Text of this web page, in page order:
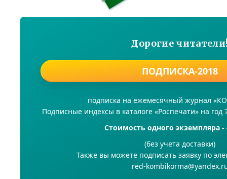
Дорогие
ПОДПИСКА-2018
подписка на ежемесячный журнал
Подписные индексы в каталоге «Роспечати» на год
Стоимость одного экземпляра -
(без учета доставки)
Также вы можете подписать заявку по
red-